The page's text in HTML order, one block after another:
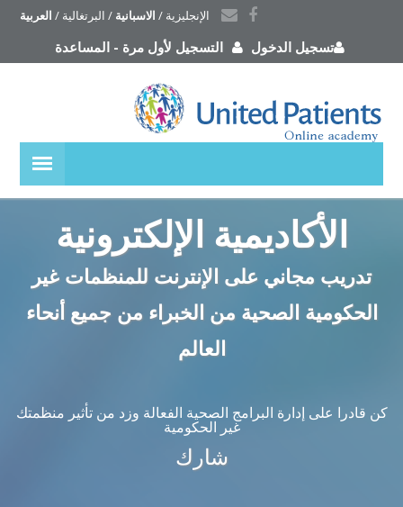
الإنجليزية / الاسبانية / البرتغالية / العربية
تسجيل الدخول التسجيل لأول مرة -المساعدة
الأكاديمية الإلكترونية
تدريب مجاني على الإنترنت للمنظمات غير
الحكومية الصحية من الخبراء من جميع أنحاء
العالم
كن قادرا على إدارة البرامج الصحية الفعالة وزد من تأثير منظمتك
غير الحكومية
شارك